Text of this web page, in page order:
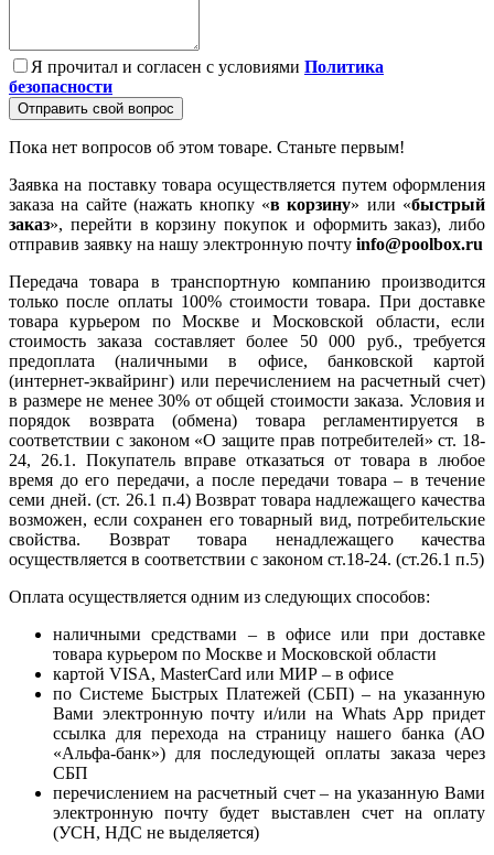
Я прочитал и согласен с условиями Политика
безопасности
Отправить свой вопрос
Пока нет вопросов об этом товаре. Станьте первым!
Заявка на поставку товара осуществляется путем оформления
заказа на сайте (нажать кнопку «в корзину» или «быстрый
заказ», перейти в корзину покупок и оформить заказ), либо
отправив заявку на нашу электронную почту info@poolbox.ru
Передача товара в транспортную компанию производится
только после оплаты 100% стоимости товара. При доставке
товара курьером по Москве и Московской области, если
стоимость заказа составляет более 50 000 руб., требуется
предоплата (наличными в офисе, банковской картой
(интернет-эквайринг) или перечислением на расчетный счет)
в размере не менее 30% от общей стоимости заказа. Условия и
порядок возврата (обмена) товара регламентируется в
соответствии с законом «О защите прав потребителей» ст. 18-
24, 26.1. Покупатель вправе отказаться от товара в любое
время до его передачи, а после передачи товара – в течение
семи дней. (ст. 26.1 п.4) Возврат товара надлежащего качества
возможен, если сохранен его товарный вид, потребительские
свойства. Возврат товара ненадлежащего качества
осуществляется в соответствии с законом ст.18-24. (ст.26.1 п.5)
Оплата осуществляется одним из следующих способов:
наличными средствами – в офисе или при доставке
товара курьером по Москве и Московской области
картой VISA, MasterCard или МИР – в офисе
по Системе Быстрых Платежей (СБП) – на указанную
Вами электронную почту и/или на Whats App придет
ссылка для перехода на страницу нашего банка (АО
«Альфа-банк») для последующей оплаты заказа через
СБП
перечислением на расчетный счет – на указанную Вами
электронную почту будет выставлен счет на оплату
(УСН, НДС не выделяется)